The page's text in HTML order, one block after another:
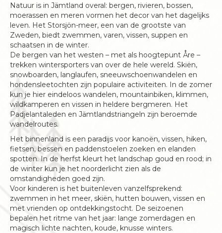
Natuur is in Jämtland overal: bergen, rivieren, bossen,
moerassen en meren vormen het decor van het dagelijks
leven. Het Storsjön-meer, een van de grootste van
Zweden, biedt zwemmen, varen, vissen, suppen en
schaatsen in de winter.
De bergen van het westen – met als hoogtepunt Åre –
trekken wintersporters van over de hele wereld. Skiën,
snowboarden, langlaufen, sneeuwschoenwandelen en
hondensleetochten zijn populaire activiteiten. In de zomer
kun je hier eindeloos wandelen, mountainbiken, klimmen,
wildkamperen en vissen in heldere bergmeren. Het
Padjelantaleden en Jämtlandstriangeln zijn beroemde
wandelroutes.
Het binnenland is een paradijs voor kanoën, vissen, hiken,
fietsen, bessen en paddenstoelen zoeken en elanden
spotten. In de herfst kleurt het landschap goud en rood; in
de winter kun je het noorderlicht zien als de
omstandigheden goed zijn.
Voor kinderen is het buitenleven vanzelfsprekend:
zwemmen in het meer, skiën, hutten bouwen, vissen en
met vrienden op ontdekkingstocht. De seizoenen
bepalen het ritme van het jaar: lange zomerdagen en
magisch lichte nachten, koude, knusse winters.